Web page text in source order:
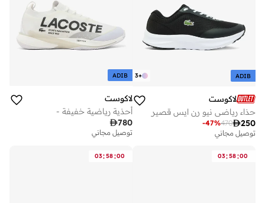
+
3 ADIB
لاكوست
حذاء رياضي نيو رن ايس قصير
250
470
-47%
توصيل مجاني
ADIB
لاكوست
أحذية رياضية خفيفة -
780
توصيل مجاني
03:58:00
03:58:00